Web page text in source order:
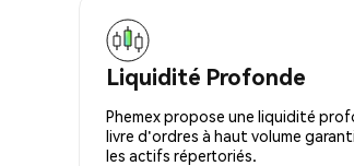
Liquidité Profonde
Phemex propose une liquidité
livre d'ordres à haut volume
les actifs répertoriés.